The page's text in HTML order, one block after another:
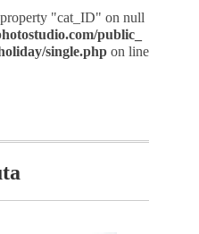
"cat_ID" on null
public_
single.php on line